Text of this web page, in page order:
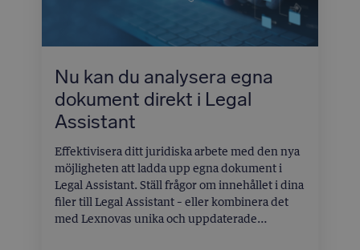
Nu kan du analysera egna
dokument direkt i Legal
Assistant
Effektivisera ditt juridiska arbete med den nya
möjligheten att ladda upp egna dokument i
Legal Assistant. Ställ frågor om innehållet i dina
filer till Legal Assistant – eller kombinera det
med Lexnovas unika och uppdaterade